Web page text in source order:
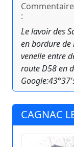
:
Le lavoir des
en bordure de
venelle entre
route D58 en
CAGNAC